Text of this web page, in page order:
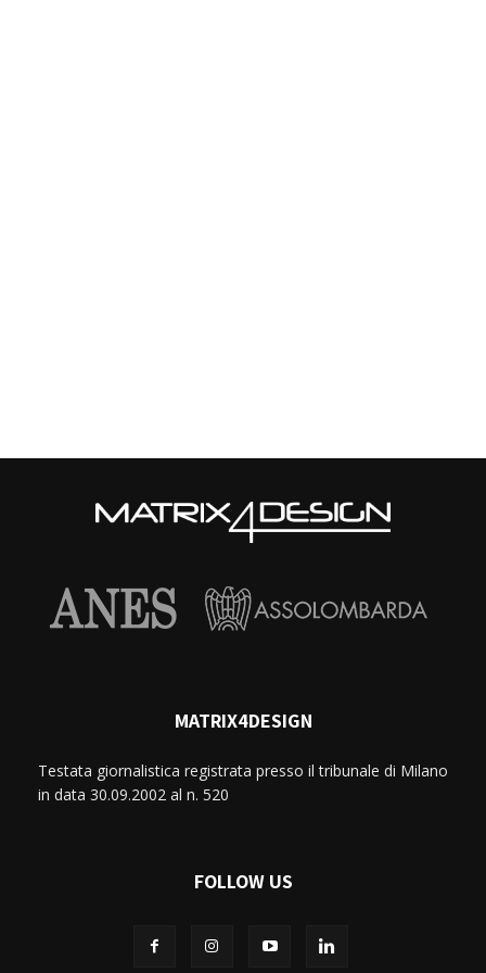
MATRIX4DESIGN
Testata giornalistica registrata presso il tribunale di Milano
in data 30.09.2002 al n. 520
FOLLOW US